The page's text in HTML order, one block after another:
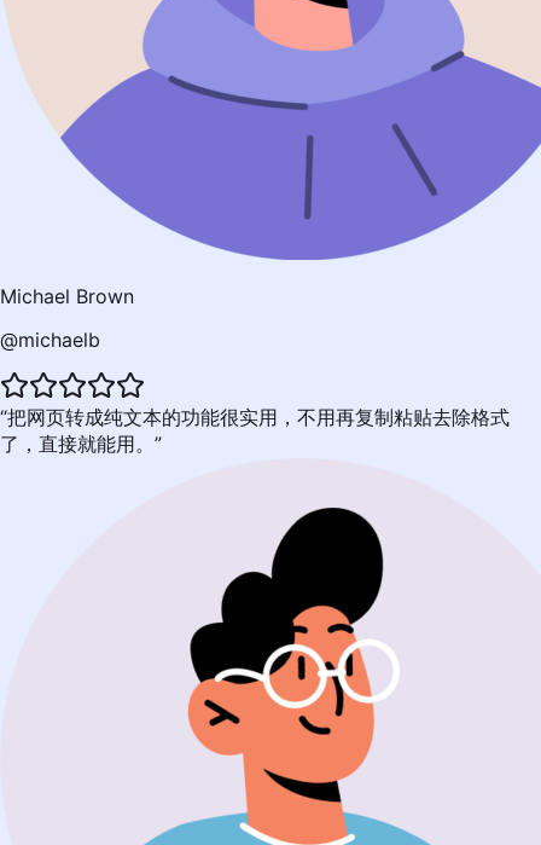
Michael Brown
@michaelb
把网页转成纯文本的功能很实用，不用再复制粘贴去除格式
了，直接就能用。